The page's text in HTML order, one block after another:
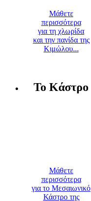
Μάθετε
περισσότερα
για τη χλωρίδα
και την πανίδα της
Κιμώλου...
Το Κάστρο
Μάθετε
περισσότερα
για το Μεσαιωνικό
Κάστρο της